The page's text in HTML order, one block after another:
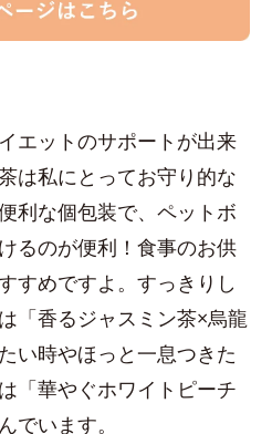
エットのサポートが出来
は私にとってお守り的な
利な個包装で、ペットボ
るのが便利！食事のお供
すめですよ。すっきりし
「香るジャスミン茶×烏龍
い時やほっと一息つきた
「華やぐホワイトピーチ
でいます。